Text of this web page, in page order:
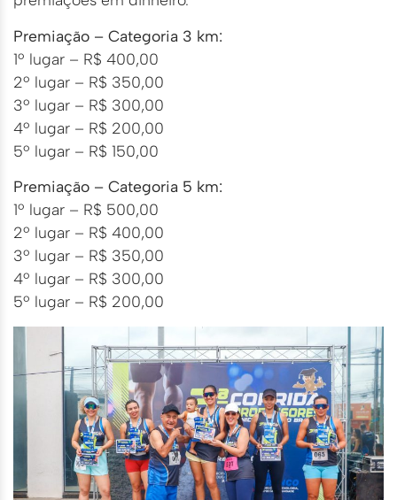
Premiação – Categoria 3 km:
1º lugar – R$ 400,00
2º lugar – R$ 350,00
3º lugar – R$ 300,00
4º lugar – R$ 200,00
5º lugar – R$ 150,00
Premiação – Categoria 5 km:
1º lugar – R$ 500,00
2º lugar – R$ 400,00
3º lugar – R$ 350,00
4º lugar – R$ 300,00
5º lugar – R$ 200,00